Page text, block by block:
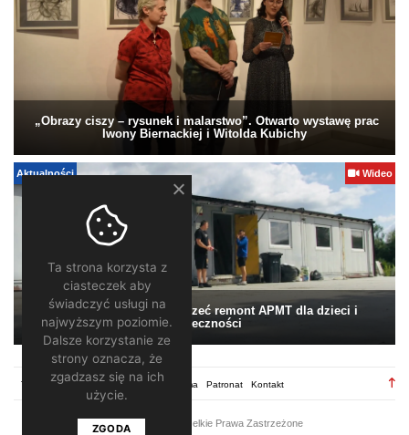
„Obrazy ciszy – rysunek i malarstwo”. Otwarto wystawę prac
Iwony Biernackiej i Witolda Kubichy
Aktualności Wideo
Pomagamy. Warto wesprzeć remont APMT dla dzieci i
społeczności
Regulamin Redakcja Reklama Patronat Kontakt
2026 © / Wszelkie Prawa Zastrzeżone
Ta strona korzysta z
ciasteczek aby
świadczyć usługi na
najwyższym poziomie.
Dalsze korzystanie ze
strony oznacza, że
zgadzasz się na ich
użycie.
ZGODA